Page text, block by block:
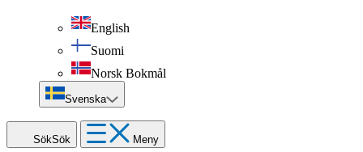
English
Suomi
Norsk Bokmål
Svenska
SökSök Meny